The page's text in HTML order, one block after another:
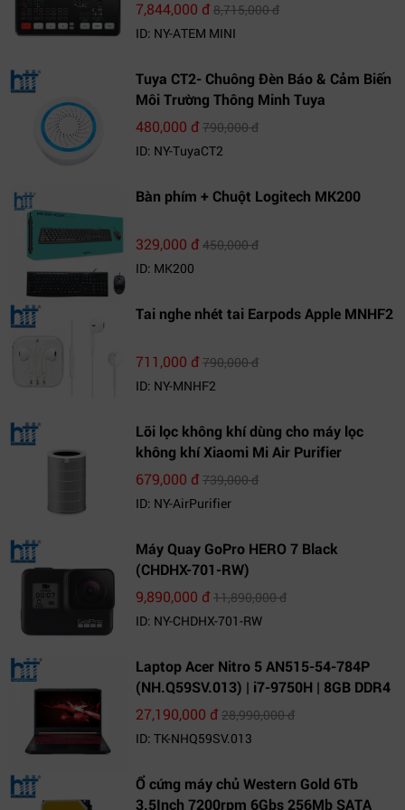
7,844,000 đ8,715,000 đ
ID: NY-ATEM MINI
Tuya CT2- Chuông Đèn Báo & Cảm Biến
Môi Trường Thông Minh Tuya
480,000 đ790,000 đ
ID: NY-TuyaCT2
Bàn phím + Chuột Logitech MK200
329,000 đ450,000 đ
ID: MK200
Tai nghe nhét tai Earpods Apple MNHF2
711,000 đ790,000 đ
ID: NY-MNHF2
Lõi lọc không khí dùng cho máy lọc
không khí Xiaomi Mi Air Purifier
679,000 đ739,000 đ
ID: NY-AirPurifier
Máy Quay GoPro HERO 7 Black
(CHDHX-701-RW)
9,890,000 đ11,890,000 đ
ID: NY-CHDHX-701-RW
Laptop Acer Nitro 5 AN515-54-784P
(NH.Q59SV.013) | i7-9750H | 8GB DDR4
| 1TB HDD | GeForce GTX 1650 4GB |
27,190,000 đ28,990,000 đ
ID: TK-NHQ59SV.013
Ổ cứng máy chủ Western Gold 6Tb
3.5Inch 7200rpm 6Gbs 256Mb SATA